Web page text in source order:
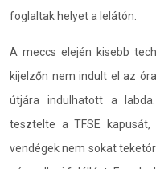
foglaltak helyet a lelátón.
A meccs elején kisebb
kijelzőn nem indult el az
útjára indulhatott a
tesztelte a TFSE
vendégek nem sokat